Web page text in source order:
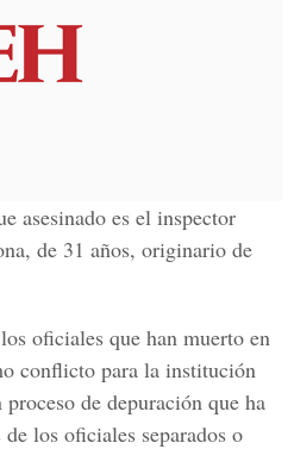
asesinado es el inspector
de 31 años, originario de
oficiales que han muerto en
conflicto para la institución
de depuración que ha
los oficiales separados o